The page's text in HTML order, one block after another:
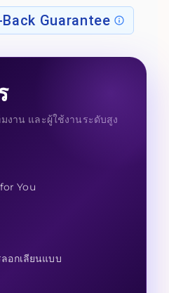
Guarantee
งาน และผู้ใช้งานระดับสูง
You
อกเลียนแบบ